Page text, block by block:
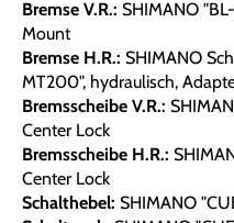
Bremse V.R.: SHIMANO
Mount
Bremse H.R.: SHIMANO
MT200", hydraulisch,
Bremsscheibe V.R.:
Center Lock
Bremsscheibe H.R.:
Center Lock
Schalthebel: SHIMANO